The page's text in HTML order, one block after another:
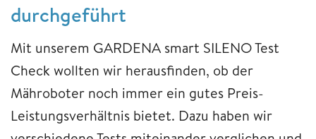
durchgeführt
Mit unserem GARDENA smart SILENO Test
Check wollten wir herausfinden, ob der
Mähroboter noch immer ein gutes Preis-
Leistungsverhältnis bietet. Dazu haben wir